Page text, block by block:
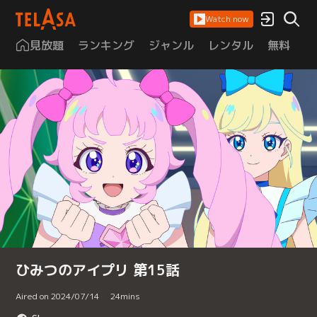
Watch now
見放題 ランキング ジャンル レンタル 無料
ひみつのアイプリ 第15話
Aired on 2024/07/14 24mins